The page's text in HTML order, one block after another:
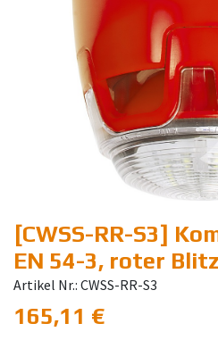
[CWSS-RR-S3]
EN 54-3, roter Blitz
Artikel Nr.: CWSS-RR-S3
165,11 €